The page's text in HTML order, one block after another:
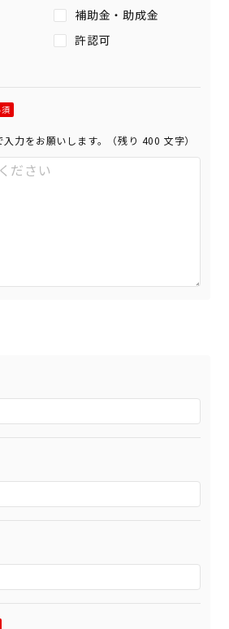
補助金・助成金
許認可
力をお願いします。（残り 400 文字）